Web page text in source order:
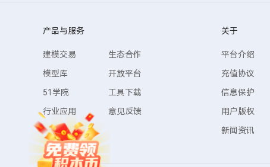
产品与服务
建模交易
生态合作
模型库
开放平台
51学院
工具下载
行业应用
意见反馈
关于
平台介绍
充值协议
信息保护
用户版权
新闻资讯